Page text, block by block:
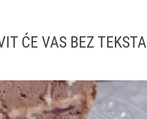
ĆE VAS BEZ TEKSTA